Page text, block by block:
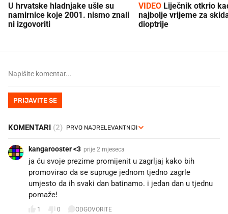
U hrvatske hladnjake ušle su
namirnice koje 2001. nismo znali
ni izgovoriti
VIDEO
najbolje vrijeme za
dioptrije
PRIJAVITE SE
KOMENTARI (2)
kangarooster <3 prije 2 mjeseca
ja ću svoje prezime promijenit u zagrljaj kako bih
promovirao da se supruge jednom tjedno zagrle
umjesto da ih svaki dan batinamo. i jedan dan u tjednu
pomaže!
1 0 ODGOVORITE